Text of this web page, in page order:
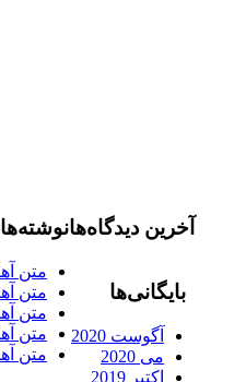
نوشته‌های تازه
متن آهنگ
متن آهنگ خنده
متن آهنگ
متن آهنگ
متن آهنگ چرا
دیدگاه‌ها
آگوست 2020